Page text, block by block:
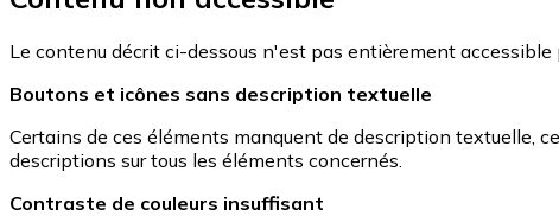
Le contenu décrit ci-dessous n'est pas entièrement accessible
Boutons et icônes sans description textuelle
Certains de ces éléments manquent de description textuelle,
descriptions sur tous les éléments concernés.
Contraste de couleurs insuffisant